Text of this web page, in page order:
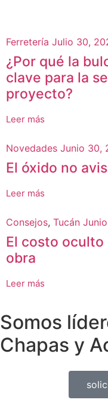
Ferretería Julio 30,
¿Por qué la
clave para la
proyecto?
Leer más
Novedades Junio 30,
El óxido no
Leer más
Consejos, Tucán
El costo oculto
obra
Leer más
Somos
Chapas y